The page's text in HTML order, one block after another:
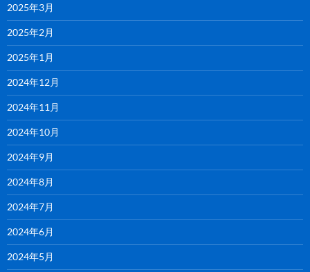
2025年3月
2025年2月
2025年1月
2024年12月
2024年11月
2024年10月
2024年9月
2024年8月
2024年7月
2024年6月
2024年5月